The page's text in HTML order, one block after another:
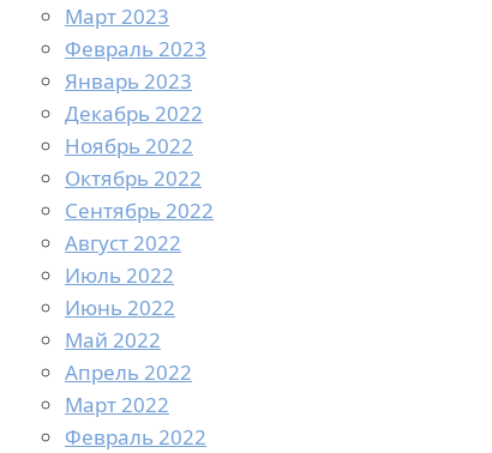
Март 2023
Февраль 2023
Январь 2023
Декабрь 2022
Ноябрь 2022
Октябрь 2022
Сентябрь 2022
Август 2022
Июль 2022
Июнь 2022
Май 2022
Апрель 2022
Март 2022
Февраль 2022